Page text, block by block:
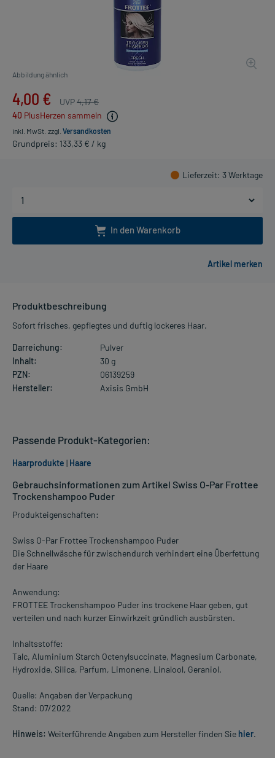
Abbildung ähnlich
4,00 € UVP4,17 €
40 PlusHerzen sammeln
inkl. MwSt. zzgl. Versandkosten
Grundpreis: 133,33 € / kg
Lieferzeit: 3 Werktage
In den Warenkorb
Produktbeschreibung
Sofort frisches, gepflegtes und duftig lockeres Haar.
Darreichung:
Pulver
Inhalt:
30 g
PZN:
06139259
Hersteller:
Axisis GmbH
Gebrauchsinformationen zum Artikel Swiss O-Par Frottee
Trockenshampoo Puder
Produkteigenschaften:
Swiss O-Par Frottee Trockenshampoo Puder
Die Schnellwäsche für zwischendurch verhindert eine Überfettung
der Haare
Anwendung:
FROTTEE Trockenshampoo Puder ins trockene Haar geben, gut
verteilen und nach kurzer Einwirkzeit gründlich ausbürsten.
Inhaltsstoffe:
Talc, Aluminium Starch Octenylsuccinate, Magnesium Carbonate,
Hydroxide, Silica, Parfum, Limonene, Linalool, Geraniol.
Quelle: Angaben der Verpackung
Stand: 07/2022
Hinweis: Weiterführende Angaben zum Hersteller finden Sie hier.
Passende Produkt-Kategorien:
Haarprodukte | Haare